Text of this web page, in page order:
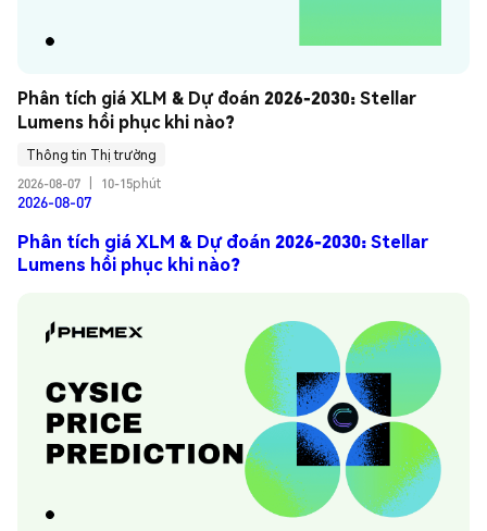
Phân tích giá XLM & Dự đoán 2026-2030: Stellar
Lumens hồi phục khi nào?
Thông tin Thị trường
2026-08-07
10-15phút
2026-08-07
Phân tích giá XLM & Dự đoán 2026-2030: Stellar
Lumens hồi phục khi nào?